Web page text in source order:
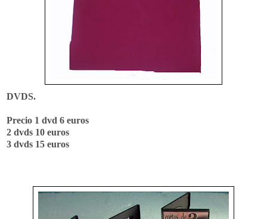
DVDS.
Precio 1 dvd 6 euros
2 dvds 10 euros
3 dvds 15 euros